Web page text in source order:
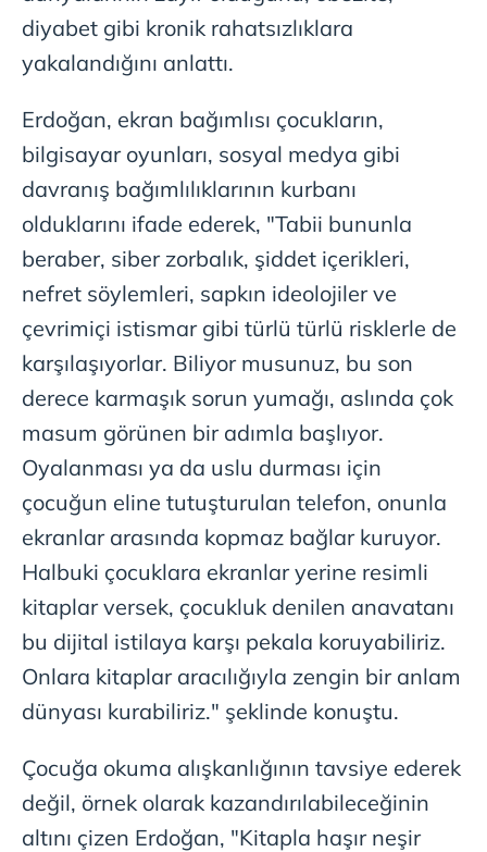
verileriniz işlenmekte olup gerekli olan çerezler bilgi
toplumu hizmetlerinin sunulması amacıyla
kullanılmaktadır. Diğer çerezler, sitemizin daha işlevsel
reklam/pazarlama faaliyetlerinin yapılması, amaçlarıyla
sınırlı olarak açık rızanız dahilinde kullanılacaktır.
vasıtasıyla belirleyebilirsiniz. Çerezlere ilişkin detaylı bilgi
için Ayarlar butonuna tıklayabilir,Çerez Bilgilendirme
Metnimiziziyaret edebilirsiniz.
6698 sayılı Kişisel Verilerin Korunması Kanunu uyarınca
hazırlanmış Aydınlatma Metnimizi okumak ve sitemizde
ilgili mevzuata uygun olarak kullanılan çerezlerle ilgili bilgi
diyabet gibi kronik rahatsızlıklara
yakalandığını anlattı.
Erdoğan, ekran bağımlısı çocukların,
bilgisayar oyunları, sosyal medya gibi
davranış bağımlılıklarının kurbanı
olduklarını ifade ederek, "Tabii bununla
beraber, siber zorbalık, şiddet içerikleri,
nefret söylemleri, sapkın ideolojiler ve
çevrimiçi istismar gibi türlü türlü risklerle de
karşılaşıyorlar. Biliyor musunuz, bu son
derece karmaşık sorun yumağı, aslında çok
masum görünen bir adımla başlıyor.
Oyalanması ya da uslu durması için
çocuğun eline tutuşturulan telefon, onunla
ekranlar arasında kopmaz bağlar kuruyor.
Halbuki çocuklara ekranlar yerine resimli
kitaplar versek, çocukluk denilen anavatanı
bu dijital istilaya karşı pekala koruyabiliriz.
Onlara kitaplar aracılığıyla zengin bir anlam
dünyası kurabiliriz." şeklinde konuştu.
Çocuğa okuma alışkanlığının tavsiye ederek
değil, örnek olarak kazandırılabileceğinin
altını çizen Erdoğan, "Kitapla haşır neşir